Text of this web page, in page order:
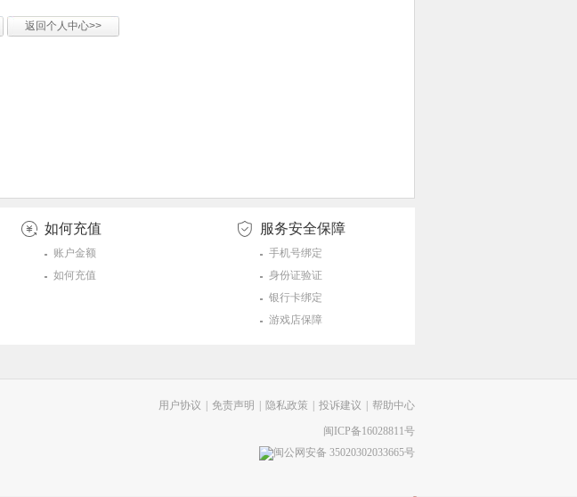
返回个人中心>>
如何充值
账户金额
如何充值
服务安全保障
手机号绑定
身份证验证
银行卡绑定
游戏店保障
帮助中心
投诉建议
隐私政策
免责声明
用户协议
闽ICP备16028811号
闽公网安备 35020302033665号